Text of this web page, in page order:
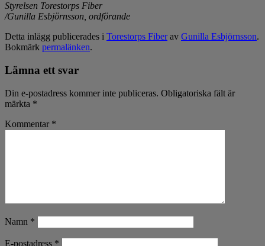
Styrelsen Torestorps Fiber
/Gunilla Esbjörnsson, ordförande
Detta inlägg publicerades i Torestorps Fiber av Gunilla Esbjörnsson.
Bokmärk permalänken.
Lämna ett svar
Din e-postadress kommer inte publiceras. Obligatoriska fält är
märkta *
Kommentar *
Namn *
E-postadress *